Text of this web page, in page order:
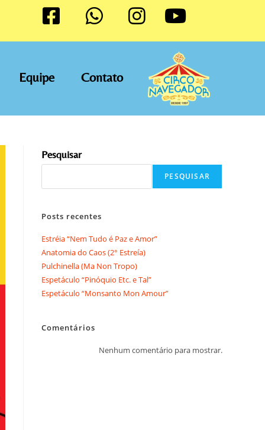
Equipe Contato
Pesquisar
PESQUISAR
Posts recentes
Estréia “Nem Tudo é Paz e Amor”
Anatomia do Caos (2° Estreía)
Pulchinella (Ma Non Tropo)
Espetáculo “Pinóquio Etc. e Tal”
Espetáculo “Monsanto Mon Amour”
Comentários
Nenhum comentário para mostrar.